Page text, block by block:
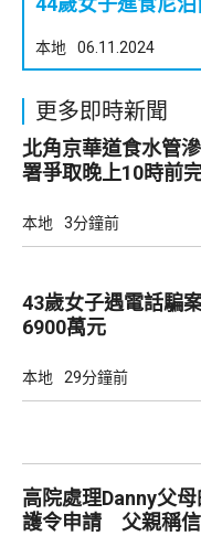
本地 06.11.2024
更多即時新聞
北角京華道食水管
署爭取晚上10時前
本地 3分鐘前
43歲女子遇電話騙
6900萬元
本地 29分鐘前
高院處理Danny父
護令申請 父親稱